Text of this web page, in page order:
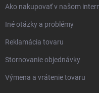
Ako nakupovať v našom
Iné otázky a problémy
Reklamácia tovaru
Stornovanie objednávky
Výmena a vrátenie tovaru